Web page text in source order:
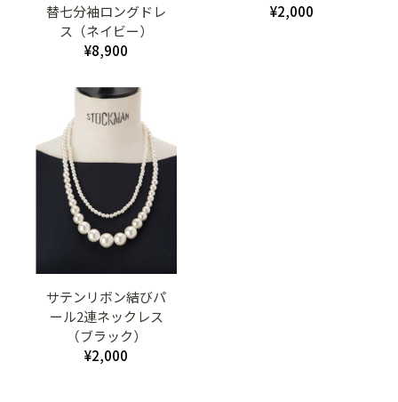
替七分袖ロングドレ
ス（ネイビー）
¥8,900
¥2,000
サテンリボン結びパ
ール2連ネックレス
（ブラック）
¥2,000